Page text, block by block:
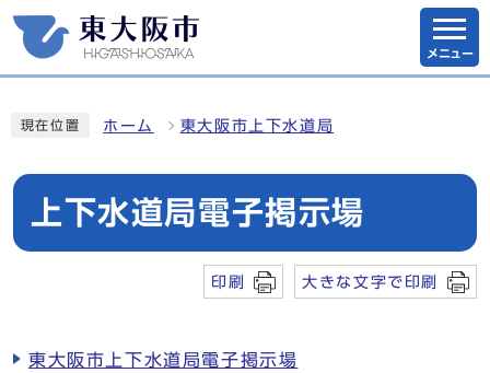
メニュー
現在位置 ホーム 東大阪市上下水道局
上下水道局電子掲示場
印刷 大きな文字で印刷
東大阪市上下水道局電子掲示場